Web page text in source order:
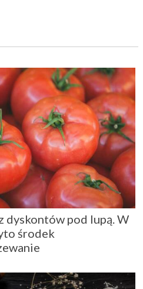
dyskontów pod lupą. W
środek